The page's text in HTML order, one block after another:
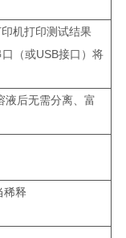
机打印测试结果
（或USB接口）将
液后无需分离、富
稀释